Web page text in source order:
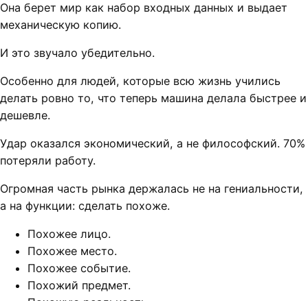
Она берет мир как набор входных данных и выдает
механическую копию.
И это звучало убедительно.
Особенно для людей, которые всю жизнь учились
делать ровно то, что теперь машина делала быстрее и
дешевле.
Удар оказался экономический, а не философский. 70%
потеряли работу.
Огромная часть рынка держалась не на гениальности,
а на функции: сделать похоже.
Похожее лицо.
Похожее место.
Похожее событие.
Похожий предмет.